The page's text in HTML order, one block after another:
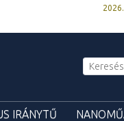
IRÁNYTŰ